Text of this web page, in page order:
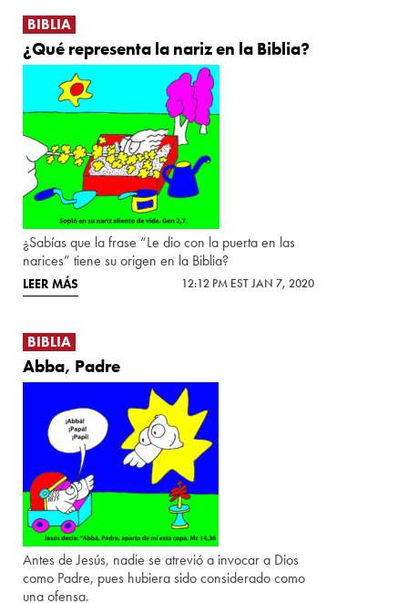
BIBLIA
¿Qué representa la nariz en la Biblia?
¿Sabías que la frase “Le dio con la puerta en las
narices” tiene su origen en la Biblia?
LEER MÁS 12:12 PM EST JAN 7, 2020
BIBLIA
Abba, Padre
Antes de Jesús, nadie se atrevió a invocar a Dios
como Padre, pues hubiera sido considerado como
una ofensa.